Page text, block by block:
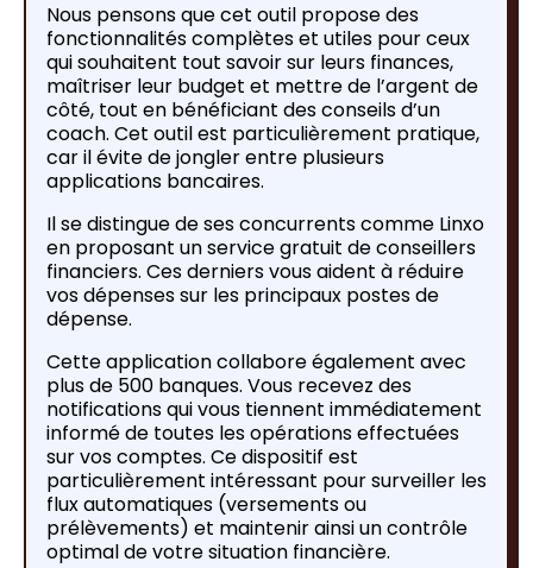
Nous pensons que cet outil propose des
fonctionnalités complètes et utiles pour ceux
qui souhaitent tout savoir sur leurs finances,
maîtriser leur budget et mettre de l’argent de
côté, tout en bénéficiant des conseils d’un
coach. Cet outil est particulièrement pratique,
car il évite de jongler entre plusieurs
applications bancaires.
Il se distingue de ses concurrents comme Linxo
en proposant un service gratuit de conseillers
financiers. Ces derniers vous aident à réduire
vos dépenses sur les principaux postes de
dépense.
Cette application collabore également avec
plus de 500 banques. Vous recevez des
notifications qui vous tiennent immédiatement
informé de toutes les opérations effectuées
sur vos comptes. Ce dispositif est
particulièrement intéressant pour surveiller les
flux automatiques (versements ou
prélèvements) et maintenir ainsi un contrôle
optimal de votre situation financière.